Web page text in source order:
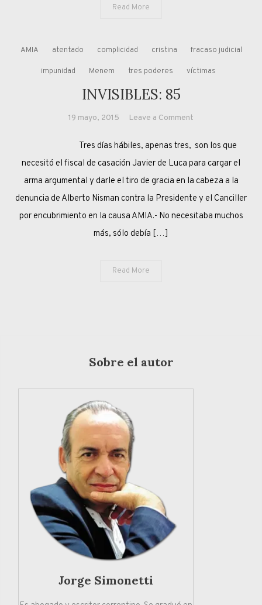
Read More
AMIA atentado complicidad cristina fracaso judicial
impunidad Menem tres poderes víctimas
INVISIBLES: 85
19 mayo, 2015 Leave a Comment
85
Tres días hábiles, apenas tres, son los que
necesitó el fiscal de casación Javier de Luca para cargar el
arma argumental y darle el tiro de gracia en la cabeza a la
denuncia de Alberto Nisman contra la Presidente y el Canciller
por encubrimiento en la causa AMIA.- No necesitaba muchos
más, sólo debía […]
Read More
Sobre el autor
Jorge Simonetti